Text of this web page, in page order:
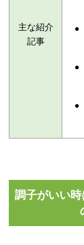
主な紹介
記事
調子がいい